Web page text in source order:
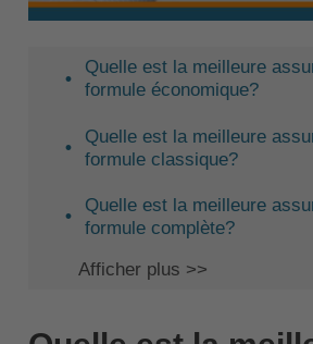
Quelle est la meilleure
formule économique?
Quelle est la meilleure
formule classique?
Quelle est la meilleure
formule complète?
Afficher plus >>